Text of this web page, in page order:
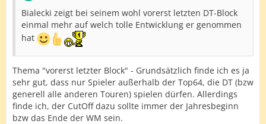
Bialecki zeigt bei seinem wohl vorerst letzten DT-Block
einmal mehr auf welch tolle Entwicklung er genommen
hat
Thema "vorerst letzter Block" - Grundsätzlich finde ich es ja
sehr gut, dass nur Spieler außerhalb der Top64, die DT (bzw
generell alle anderen Touren) spielen dürfen. Allerdings
finde ich, der CutOff dazu sollte immer der Jahresbeginn
bzw das Ende der WM sein.